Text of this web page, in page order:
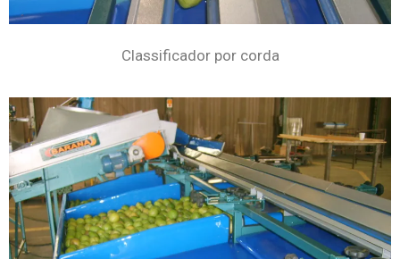
Classificador por corda